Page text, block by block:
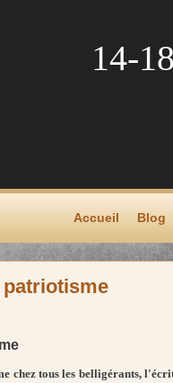
14-
Accueil Blog
chez tous les belligérants,